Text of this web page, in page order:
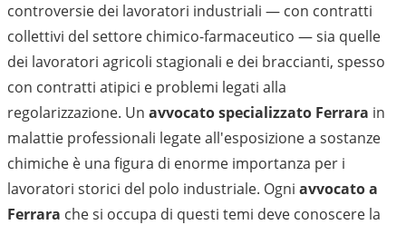
controversie dei lavoratori industriali — con contratti
collettivi del settore chimico-farmaceutico — sia quelle
dei lavoratori agricoli stagionali e dei braccianti, spesso
con contratti atipici e problemi legati alla
regolarizzazione. Un avvocato specializzato Ferrara in
malattie professionali legate all'esposizione a sostanze
chimiche è una figura di enorme importanza per i
lavoratori storici del polo industriale. Ogni avvocato a
Ferrara che si occupa di questi temi deve conoscere la